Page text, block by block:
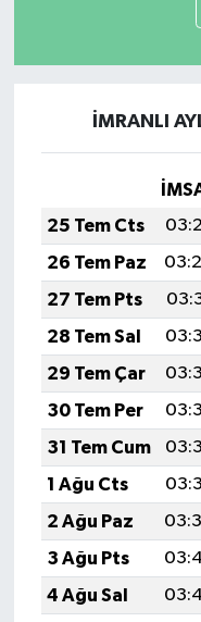
İMRANLI
25 Tem Cts
26 Tem Paz
27 Tem Pts
28 Tem Sal
29 Tem Çar
30 Tem Per
31 Tem Cum
1 Ağu Cts
2 Ağu Paz
3 Ağu Pts
4 Ağu Sal